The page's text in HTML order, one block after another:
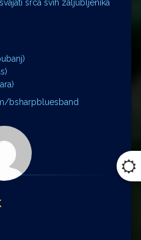
srca svih zaljubljenika
bsharpbluesband